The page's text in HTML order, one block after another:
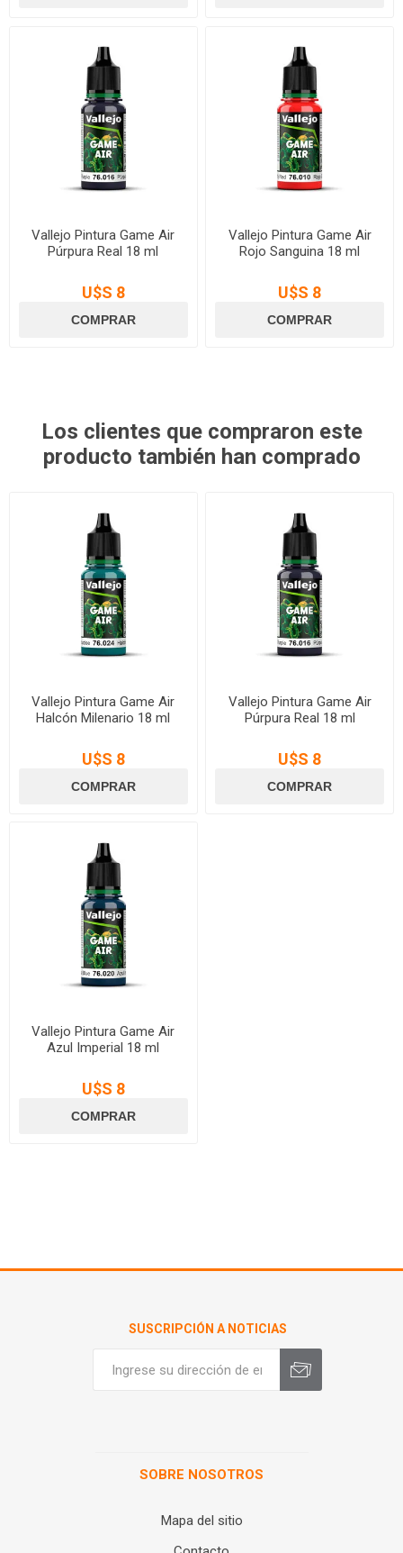
Vallejo Pintura Game Air
Púrpura Real 18 ml
U$S 8
Vallejo Pintura Game Air
Rojo Sanguina 18 ml
U$S 8
Los clientes que compraron este
producto también han comprado
Vallejo Pintura Game Air
Halcón Milenario 18 ml
U$S 8
Vallejo Pintura Game Air
Púrpura Real 18 ml
U$S 8
Vallejo Pintura Game Air
Azul Imperial 18 ml
U$S 8
SUSCRIPCIÓN A NOTICIAS
SOBRE NOSOTROS
Mapa del sitio